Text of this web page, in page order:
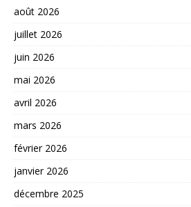
août 2026
juillet 2026
juin 2026
mai 2026
avril 2026
mars 2026
février 2026
janvier 2026
décembre 2025